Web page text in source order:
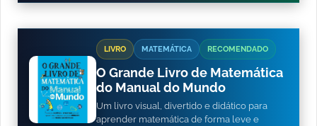
LIVRO MATEMÁTICA RECOMENDADO
O Grande Livro de Matemática
do Manual do Mundo
Um livro visual, divertido e didático para
aprender matemática de forma leve e